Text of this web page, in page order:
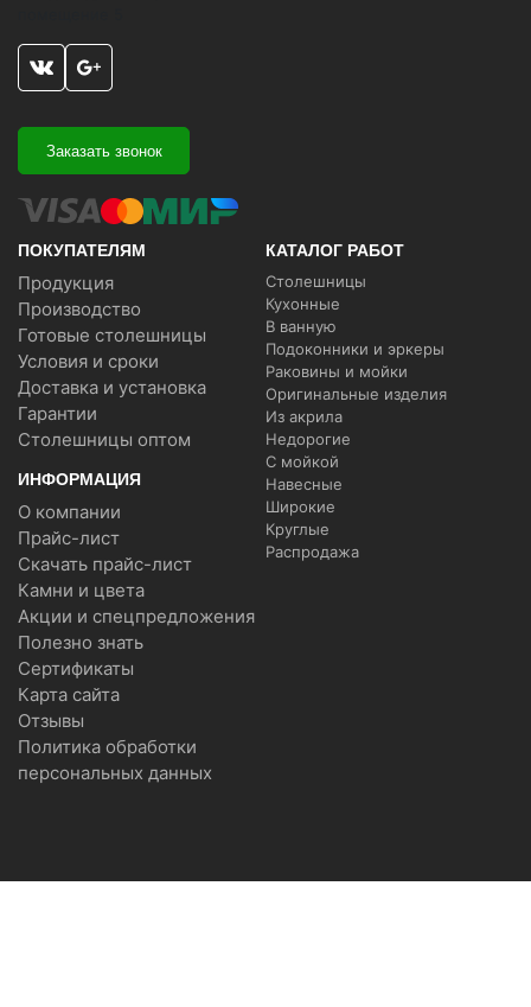
Заказать звонок
ПОКУПАТЕЛЯМ
Продукция
Производство
Готовые столешницы
Условия и сроки
Доставка и установка
Гарантии
Столешницы оптом
ИНФОРМАЦИЯ
О компании
Прайс-лист
Скачать прайс-лист
Камни и цвета
Акции и спецпредложения
Полезно знать
Сертификаты
Карта сайта
Отзывы
Политика обработки
персональных данных
КАТАЛОГ РАБОТ
Столешницы
Кухонные
В ванную
Подоконники и эркеры
Раковины и мойки
Оригинальные изделия
Из акрила
Недорогие
С мойкой
Навесные
Широкие
Круглые
Распродажа